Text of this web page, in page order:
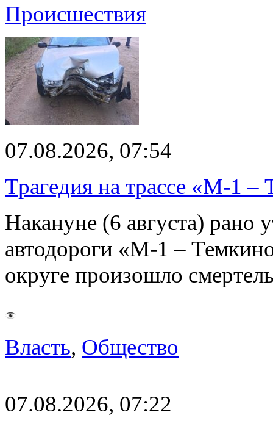
Происшествия
07.08.2026, 07:54
Трагедия на трассе «М-1 –
Накануне (6 августа) рано
автодороги «М-1 –
округе произошло
Власть, Общество
07.08.2026, 07:22